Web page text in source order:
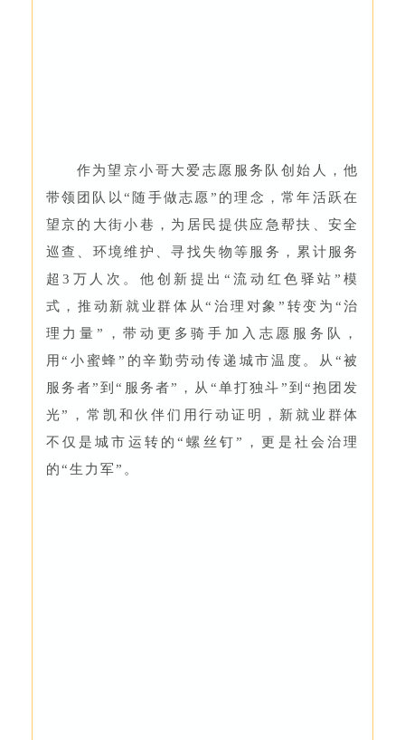
作为望京小哥大爱志愿服务队创始人，他
带领团队以“随手做志愿”的理念，常年活跃在
望京的大街小巷，为居民提供应急帮扶、安全
巡查、环境维护、寻找失物等服务，累计服务
超3万人次。他创新提出“流动红色驿站”模
式，推动新就业群体从“治理对象”转变为“治
理力量”，带动更多骑手加入志愿服务队，
用“小蜜蜂”的辛勤劳动传递城市温度。从“被
服务者”到“服务者”，从“单打独斗”到“抱团发
光”，常凯和伙伴们用行动证明，新就业群体
不仅是城市运转的“螺丝钉”，更是社会治理
的“生力军”。